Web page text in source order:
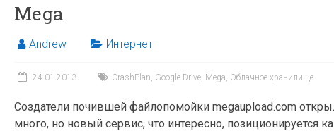
Mega
Andrew Интернет
24.01.2013 CrashPlan, Google Drive, Mega, Облачное хранилище
Создатели почившей файлопомойки megaupload.com
много, но новый сервис, что интересно, позиционируется